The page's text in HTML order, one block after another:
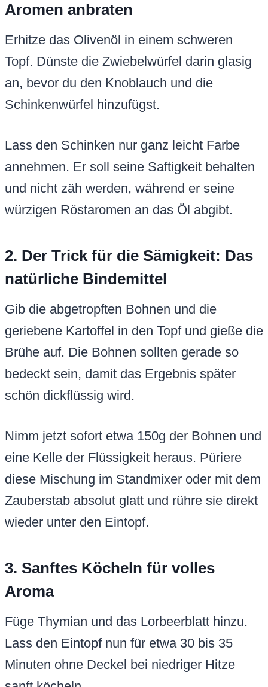
Aromen anbraten
Erhitze das Olivenöl in einem schweren
Topf. Dünste die Zwiebelwürfel darin glasig
an, bevor du den Knoblauch und die
Schinkenwürfel hinzufügst.
Lass den Schinken nur ganz leicht Farbe
annehmen. Er soll seine Saftigkeit behalten
und nicht zäh werden, während er seine
würzigen Röstaromen an das Öl abgibt.
2. Der Trick für die Sämigkeit: Das
natürliche Bindemittel
Gib die abgetropften Bohnen und die
geriebene Kartoffel in den Topf und gieße die
Brühe auf. Die Bohnen sollten gerade so
bedeckt sein, damit das Ergebnis später
schön dickflüssig wird.
Nimm jetzt sofort etwa 150g der Bohnen und
eine Kelle der Flüssigkeit heraus. Püriere
diese Mischung im Standmixer oder mit dem
Zauberstab absolut glatt und rühre sie direkt
wieder unter den Eintopf.
3. Sanftes Köcheln für volles
Aroma
Füge Thymian und das Lorbeerblatt hinzu.
Lass den Eintopf nun für etwa 30 bis 35
Minuten ohne Deckel bei niedriger Hitze